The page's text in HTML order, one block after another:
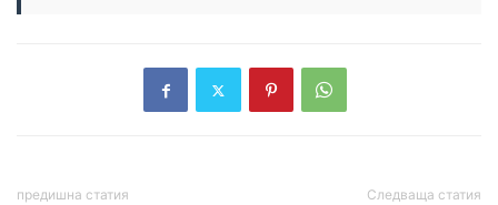
предишна статия Следваща статия